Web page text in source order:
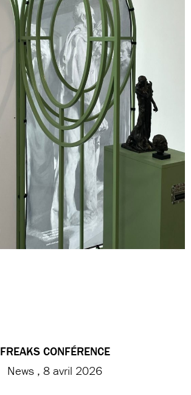
FREAKS CONFÉRENCE
News
8 avril 2026